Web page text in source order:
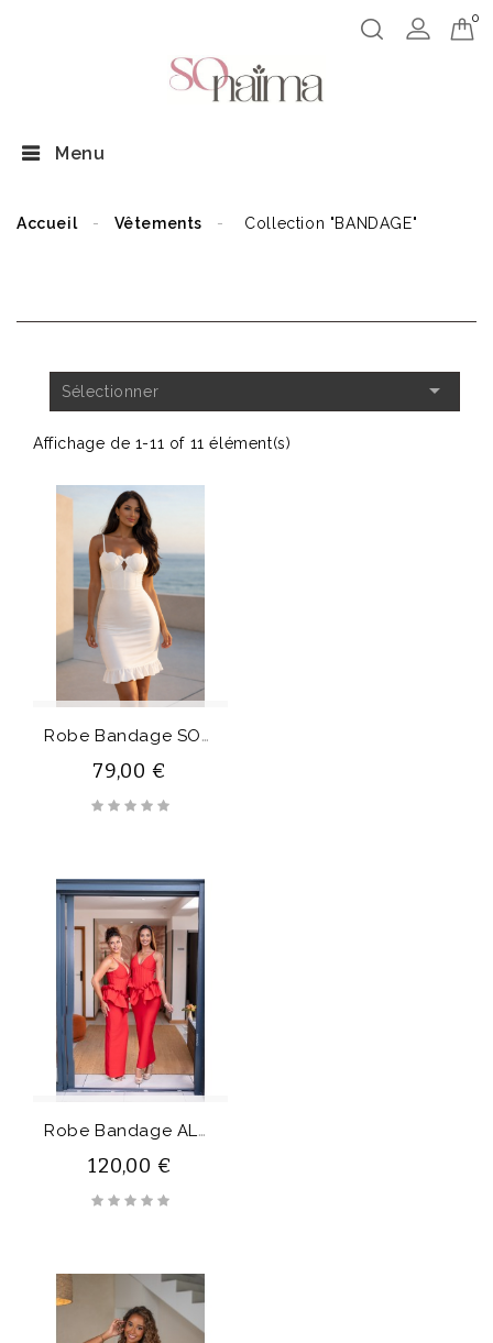
0
Menu
Accueil Vêtements Collection "BANDAGE"
Sélectionner 
Affichage de 1-11 of 11 élément(s)
R
Obe Bandage SOLERA
79,00 €
R
Obe Bandage ALMA
120,00 €